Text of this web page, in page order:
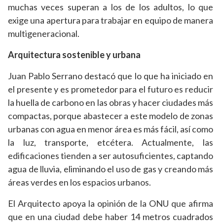
muchas veces superan a los de los adultos, lo que
exige una apertura para trabajar en equipo de manera
multigeneracional.
Arquitectura sostenible y urbana
Juan Pablo Serrano destacó que lo que ha iniciado en
el presente y es prometedor para el futuro es reducir
la huella de carbono en las obras y hacer ciudades más
compactas, porque abastecer a este modelo de zonas
urbanas con agua en menor área es más fácil, así como
la luz, transporte, etcétera. Actualmente, las
edificaciones tienden a ser autosuficientes, captando
agua de lluvia, eliminando el uso de gas y creando más
áreas verdes en los espacios urbanos.
El Arquitecto apoya la opinión de la ONU que afirma
que en una ciudad debe haber 14 metros cuadrados